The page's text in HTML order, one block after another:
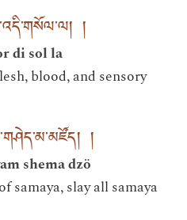
།
di sol la
blood, and sensory
།
shema dzö
samaya, slay all samaya